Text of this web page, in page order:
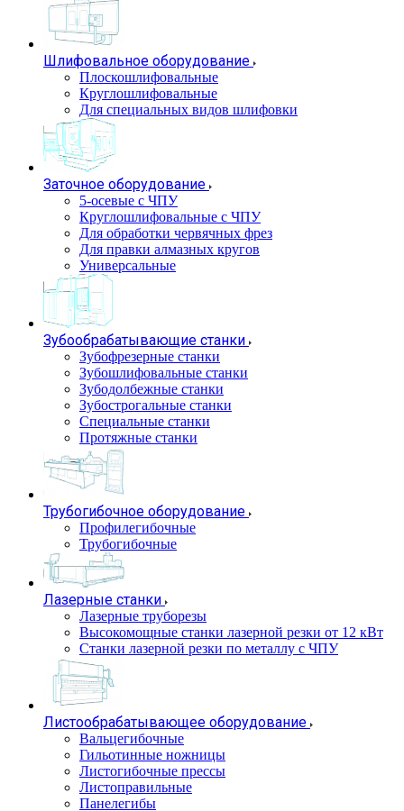
Шлифовальное оборудование
Плоскошлифовальные
Круглошлифовальные
Для специальных видов шлифовки
Заточное оборудование
5-осевые с ЧПУ
Круглошлифовальные с ЧПУ
Для обработки червячных фрез
Для правки алмазных кругов
Универсальные
Зубообрабатывающие станки
Зубофрезерные станки
Зубошлифовальные станки
Зубодолбежные станки
Зубострогальные станки
Специальные станки
Протяжные станки
Трубогибочное оборудование
Профилегибочные
Трубогибочные
Лазерные станки
Лазерные труборезы
Высокомощные станки лазерной резки от 12 кВт
Станки лазерной резки по металлу с ЧПУ
Листообрабатывающее оборудование
Вальцегибочные
Гильотинные ножницы
Листогибочные прессы
Листоправильные
Панелегибы